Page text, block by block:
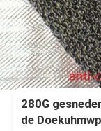
280G
de